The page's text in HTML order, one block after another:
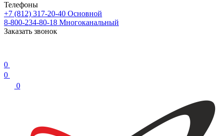
Телефоны
+7 (812) 317-20-40 Основной
8-800-234-80-18 Многоканальный
Заказать звонок
0
0
0